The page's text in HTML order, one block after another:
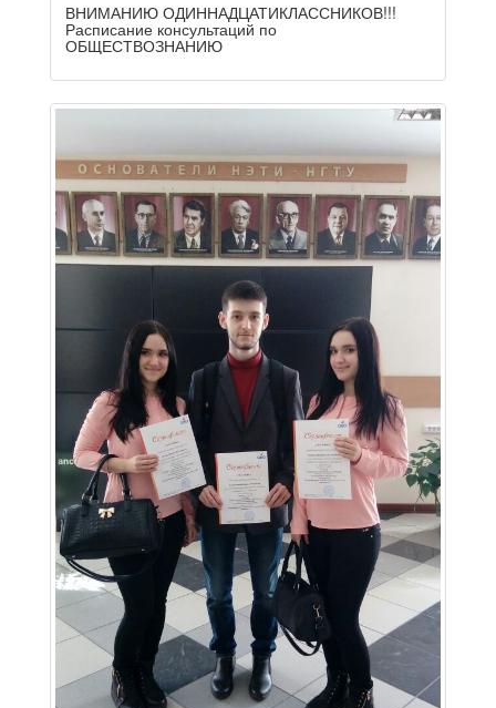
ВНИМАНИЮ ОДИННАДЦАТИКЛАССНИКОВ!!!
Расписание консультаций по
ОБЩЕСТВОЗНАНИЮ